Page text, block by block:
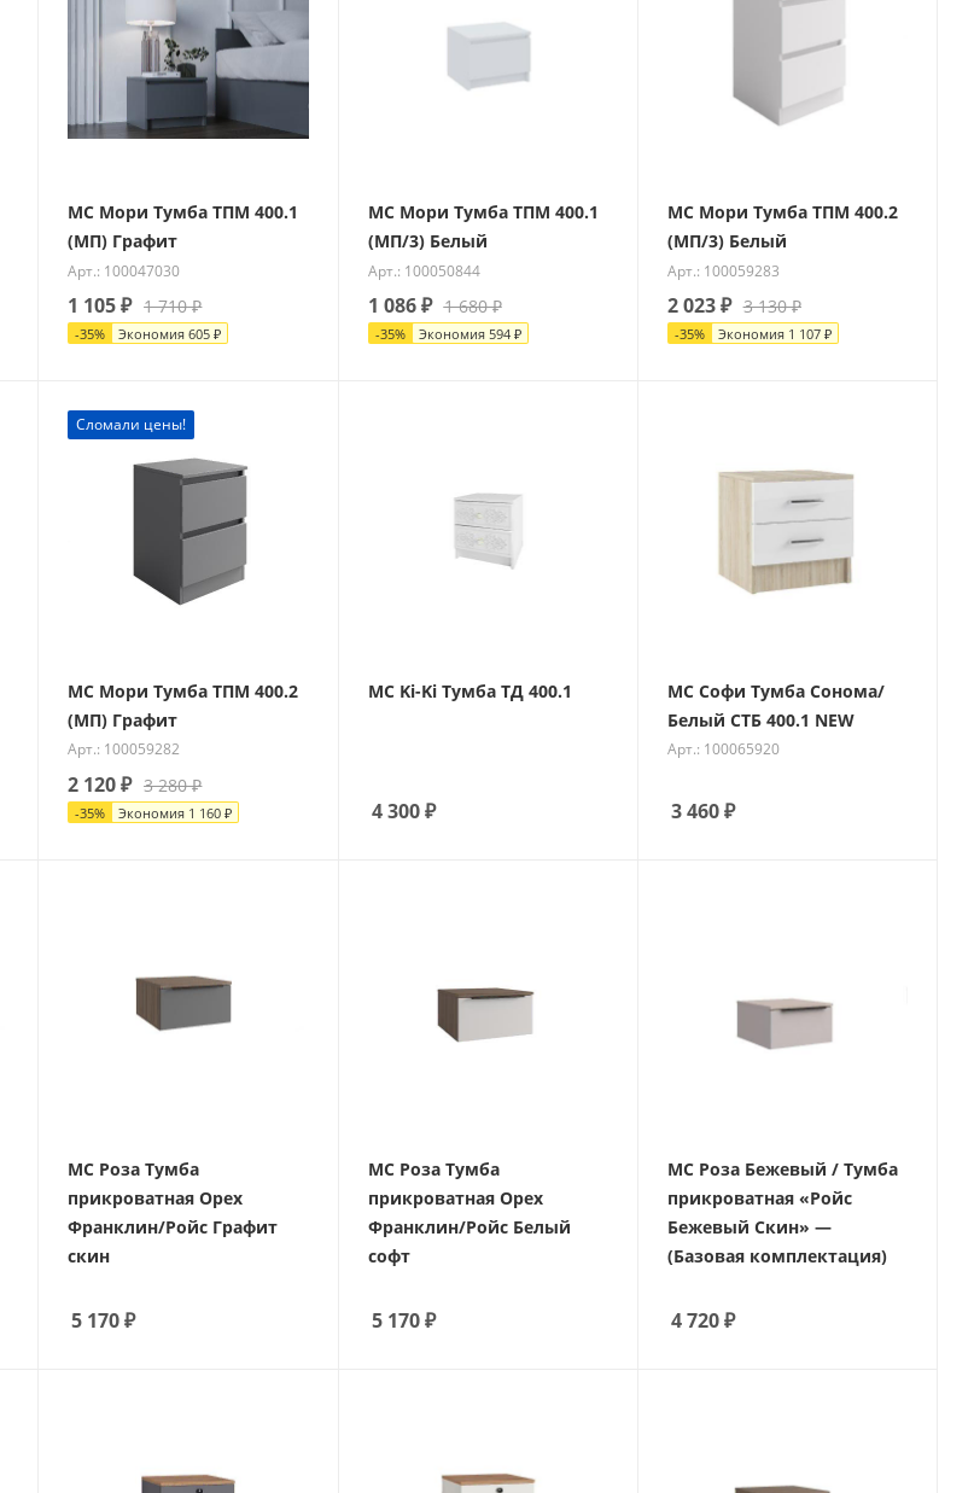
МС Мори Тумба ТПМ 400.1
(МП) Графит
Арт.: 100047030
1 105₽ 1 710₽
-35% Экономия605 ₽
МС Мори Тумба ТПМ 400.1
(МП/3) Белый
Арт.: 100050844
1 086₽ 1 680₽
-35% Экономия 594₽
МС Мори Тумба ТПМ 400.2
(МП/3) Белый
Арт.: 100059283
2 023₽ 3 130₽
-35% Экономия 1 107₽
Сломали цены!
МС Мори Тумба ТПМ 400.2
(МП) Графит
Арт.: 100059282
2 120₽ 3 280₽
-35% Экономия 1 160 ₽
МС Ki-Ki Тумба ТД 400.1
4 300₽
МС Софи Тумба Сонома/
Белый СТБ 400.1 NEW
Арт.: 100065920
3 460₽
МС Роза Тумба
прикроватная Орех
Франклин/Ройс Графит
скин
5 170₽
МС Роза Тумба
прикроватная Орех
Франклин/Ройс Белый
софт
5 170₽
МС Роза Бежевый / Тумба
прикроватная «Ройс
Бежевый Скин» —
(Базовая комплектация)
4 720₽